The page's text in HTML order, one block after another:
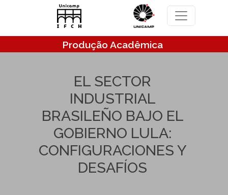
Pular para o conteúdo principal
Produção Acadêmica
EL SECTOR
INDUSTRIAL
BRASILEÑO BAJO EL
GOBIERNO LULA:
CONFIGURACIONES Y
DESAFÍOS